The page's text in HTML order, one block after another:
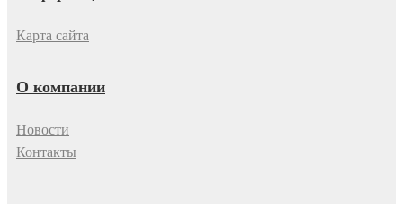
Карта сайта
О компании
Новости
Контакты